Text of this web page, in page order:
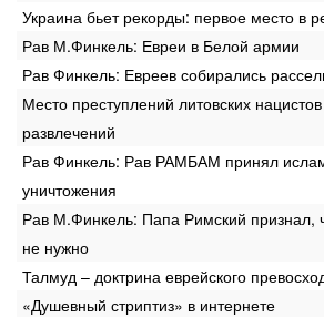
Украина бьет рекорды: первое место в
Рав М.Финкель: Евреи в Белой армии
Рав Финкель: Евреев собирались
Место преступлений литовских
развлечений
Рав Финкель: Рав РАМБАМ принял
уничтожения
Рав М.Финкель: Папа Римский признал,
не нужно
Талмуд – доктрина еврейского
«Душевный стриптиз» в интернете